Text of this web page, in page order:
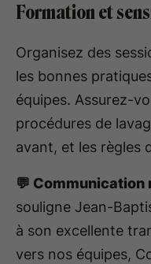
Formation et
Organisez des
les bonnes
équipes. Assurez-
procédures de
avant, et les règles
💬 Communication
souligne Jean-
à son excellente
vers nos équipes,